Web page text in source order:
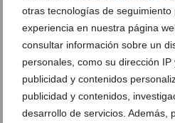
otras tecnologías de seguimiento
experiencia en nuestra página
consultar información sobre un
personales, como su dirección
publicidad y contenidos
publicidad y contenidos,
desarrollo de servicios. Además,
Suscríbete a
Canal de
Anúnciate en
Envía tu